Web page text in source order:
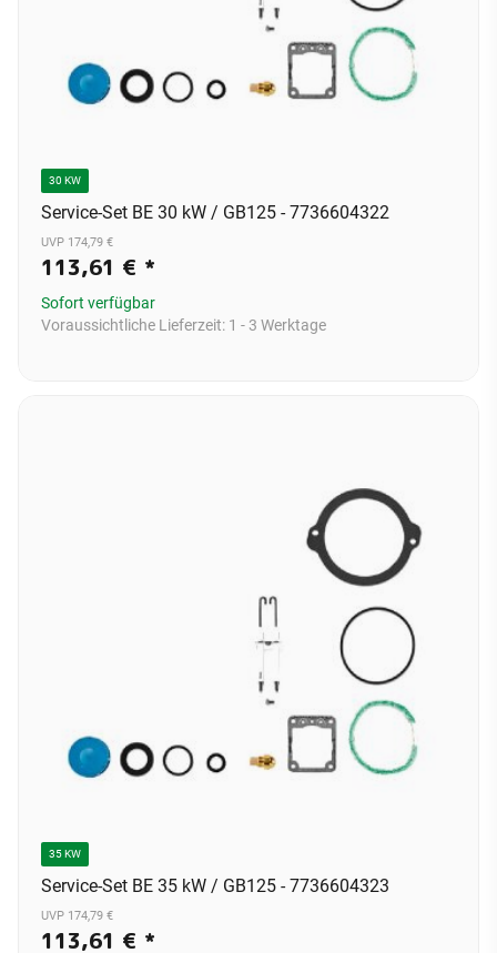
30 KW
Service-Set BE 30 kW / GB125 - 7736604322
UVP 174,79 €
113,61 € *
Sofort verfügbar
Voraussichtliche Lieferzeit: 1 - 3 Werktage
35 KW
Service-Set BE 35 kW / GB125 - 7736604323
UVP 174,79 €
113,61 € *